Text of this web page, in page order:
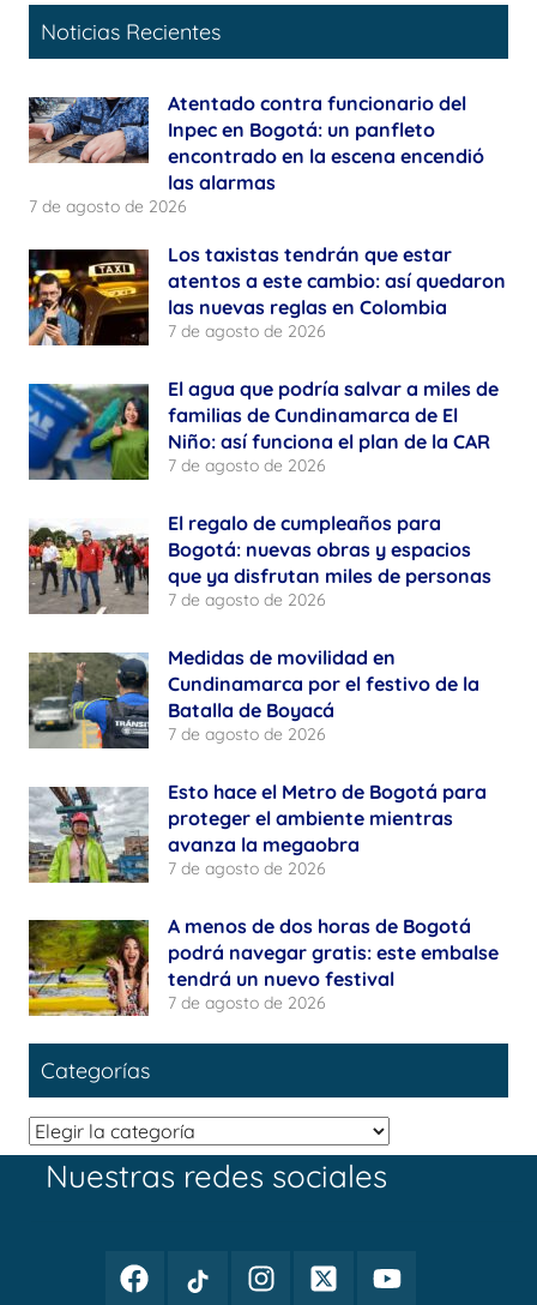
Noticias Recientes
Atentado contra funcionario del
Inpec en Bogotá: un panfleto
encontrado en la escena encendió
las alarmas
7 de agosto de 2026
Los taxistas tendrán que estar
atentos a este cambio: así quedaron
las nuevas reglas en Colombia
7 de agosto de 2026
El agua que podría salvar a miles de
familias de Cundinamarca de El
Niño: así funciona el plan de la CAR
7 de agosto de 2026
El regalo de cumpleaños para
Bogotá: nuevas obras y espacios
que ya disfrutan miles de personas
7 de agosto de 2026
Medidas de movilidad en
Cundinamarca por el festivo de la
Batalla de Boyacá
7 de agosto de 2026
Esto hace el Metro de Bogotá para
proteger el ambiente mientras
avanza la megaobra
7 de agosto de 2026
A menos de dos horas de Bogotá
podrá navegar gratis: este embalse
tendrá un nuevo festival
7 de agosto de 2026
Categorías
Categorías
Nuestras redes sociales
FacebookTikTok
InstagramTwitterYoutube